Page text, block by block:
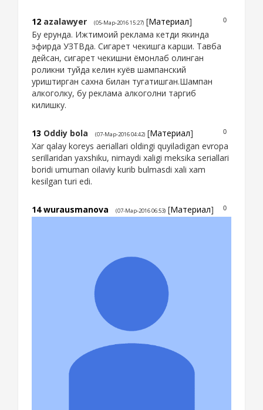
0
12 azalawyer (05-Мар-2016 15:27) [Материал]
Бу ерунда. Ижтимоий реклама кетди якинда
эфирда УЗТВда. Сигарет чекишга карши. Тавба
дейсан, сигарет чекишни ёмонлаб олинган
роликни туйда келин куёв шампанский
уриштирган сахна билан тугатишган.Шампан
алкоголку, бу реклама алкоголни таргиб
килишку.
0
13 Oddiy bola (07-Мар-2016 04:42) [Материал]
Xar qalay koreys aeriallari oldingi quyiladigan evropa
serillaridan yaxshiku, nimaydi xaligi meksika seriallari
boridi umuman oilaviy kurib bulmasdi xali xam
kesilgan turi edi.
0
14 wurausmanova (07-Мар-2016 06:53) [Материал]